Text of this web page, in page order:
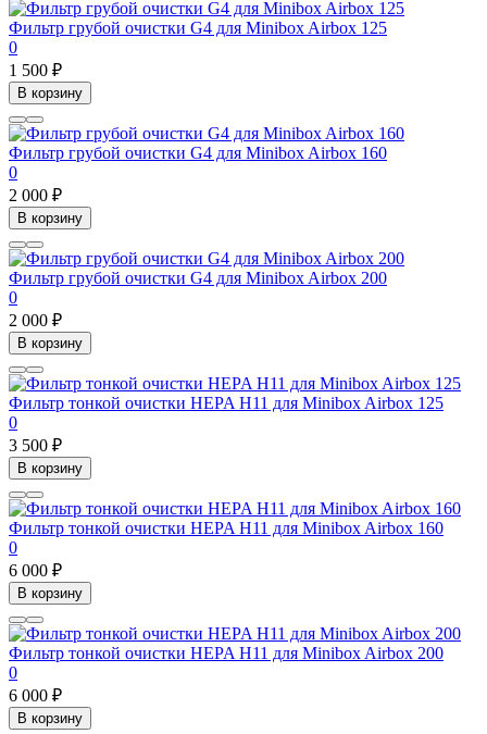
Фильтр грубой очистки G4 для Minibox Airbox 125
0
1 500 ₽
В корзину
Фильтр грубой очистки G4 для Minibox Airbox 160
0
2 000 ₽
В корзину
Фильтр грубой очистки G4 для Minibox Airbox 200
0
2 000 ₽
В корзину
Фильтр тонкой очистки HEPA H11 для Minibox Airbox 125
0
3 500 ₽
В корзину
Фильтр тонкой очистки HEPA H11 для Minibox Airbox 160
0
6 000 ₽
В корзину
Фильтр тонкой очистки HEPA H11 для Minibox Airbox 200
0
6 000 ₽
В корзину